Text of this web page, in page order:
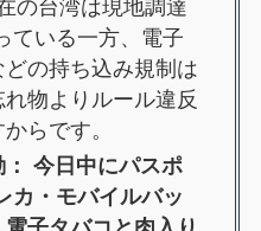
の台湾は現地調達
ている一方、電子
の持ち込み規制は
物よりルール違反
らです。
今日中にパスポ
カ・モバイルバッ